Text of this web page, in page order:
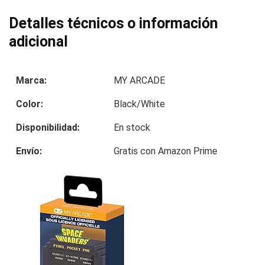
Detalles técnicos o información
adicional
Marca: MY ARCADE
Color: Black/White
Disponibilidad: En stock
Envío: Gratis con Amazon Prime